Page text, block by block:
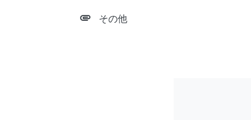
attachment その他